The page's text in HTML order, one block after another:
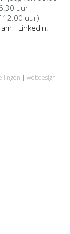
uur
12.00 uur)
- LinkedIn
| webdesign